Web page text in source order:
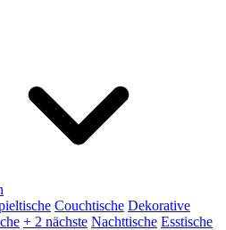
Couchtische Dekorative
+ 2 nächste Nachttische Esstische